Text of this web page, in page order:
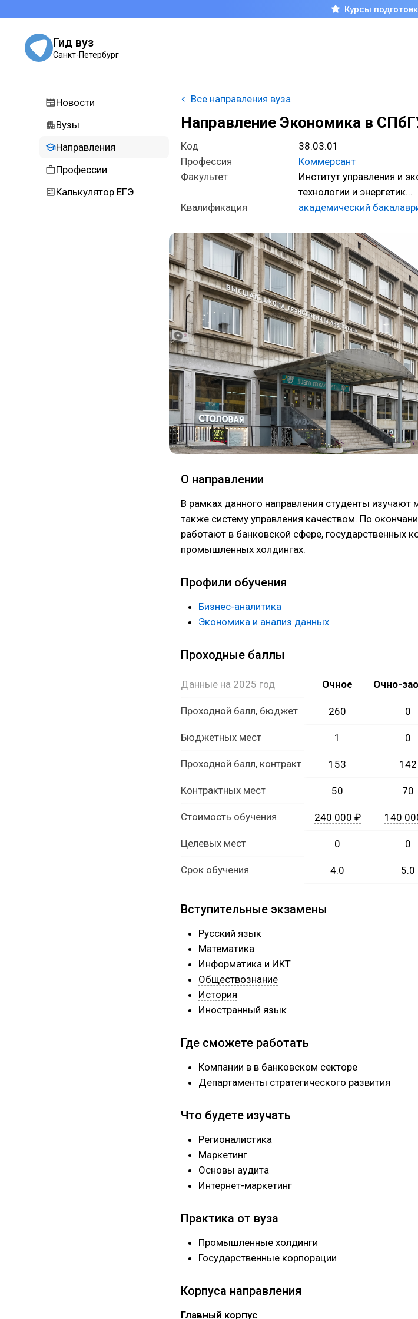
Курсы
Гид вуз
Санкт-Петербург
Новости
Вузы
Направления
Профессии
Калькулятор ЕГЭ
Все направления вуза
Направление Экономика в
Код
38.03.01
Профессия
Коммерсант
Факультет
Институт управления и
технологии и энергетик...
Квалификация
академический
О направлении
В рамках данного направления студенты изучают
также систему управления качеством. По
работают в банковской сфере, государственных
промышленных холдингах.
Профили обучения
Бизнес-аналитика
Экономика и анализ данных
Проходные баллы
Данные на 2025 год Очное Очно-
Проходной балл, бюджет 260 0
Бюджетных мест 1 0
Проходной балл, контракт 153 142
Контрактных мест 50 70
Стоимость обучения 240 000 ₽ 140
Целевых мест 0 0
Срок обучения 4.0 5.0
Вступительные экзамены
Русский язык
Математика
Информатика и ИКТ
Обществознание
История
Иностранный язык
Где сможете работать
Компании в в банковском секторе
Департаменты стратегического развития
Что будете изучать
Регионалистика
Маркетинг
Основы аудита
Интернет-маркетинг
Практика от вуза
Промышленные холдинги
Государственные корпорации
Корпуса направления
Главный корпус